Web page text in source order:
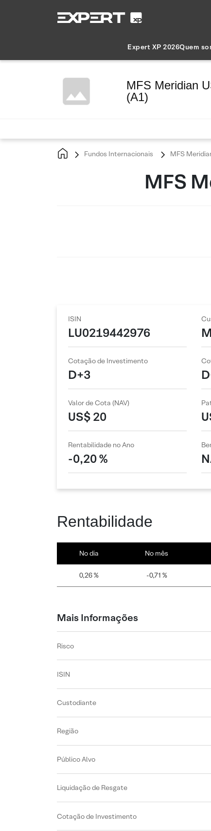
Expert XP 2026Quem
MFS Meridian
(A1)
Fundos Internacionais MFS
MFS
ISIN
LU0219442976
Cotação de Investimento
D+3
Valor de Cota (NAV)
US$ 20
Rentabilidade no Ano
-0,20 %
Rentabilidade
No dia No mês
0,26 % -0,71 %
Mais Informações
Risco
ISIN
Custodiante
Região
Público Alvo
Liquidação de Resgate
Cotação de Investimento